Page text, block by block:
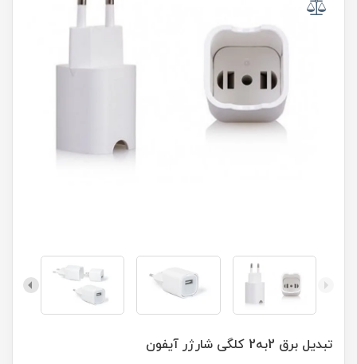
تبدیل برق 2به2 کلگی شارژر آیفون